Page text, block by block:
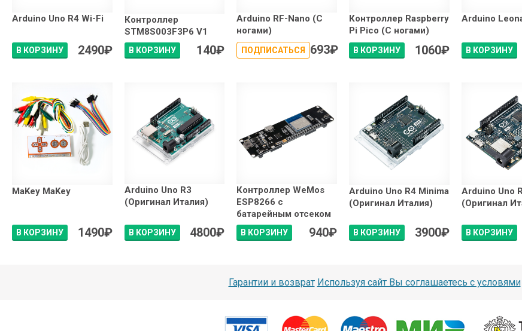
Arduino Uno R4 Wi-Fi
В КОРЗИНУ 2490₽
Контроллер
STM8S003F3P6 V1
В КОРЗИНУ 140₽
Arduino RF-Nano (С
ногами)
ПОДПИСАТЬСЯ 693₽
Контроллер Raspberry
Pi Pico (С ногами)
В КОРЗИНУ 1060₽
Arduino
В КОРЗИНУ
MaKey MaKey
В КОРЗИНУ 1490₽
Arduino Uno R3
(Оригинал Италия)
В КОРЗИНУ 4800₽
Контроллер WeMos
ESP8266 с
батарейным отсеком
В КОРЗИНУ 940₽
Arduino Uno R4 Minima
(Оригинал Италия)
В КОРЗИНУ 3900₽
Arduino Uno
(Оригинал
В КОРЗИНУ
Гарантии и возврат Используя сайт Вы соглашаетесь с условями